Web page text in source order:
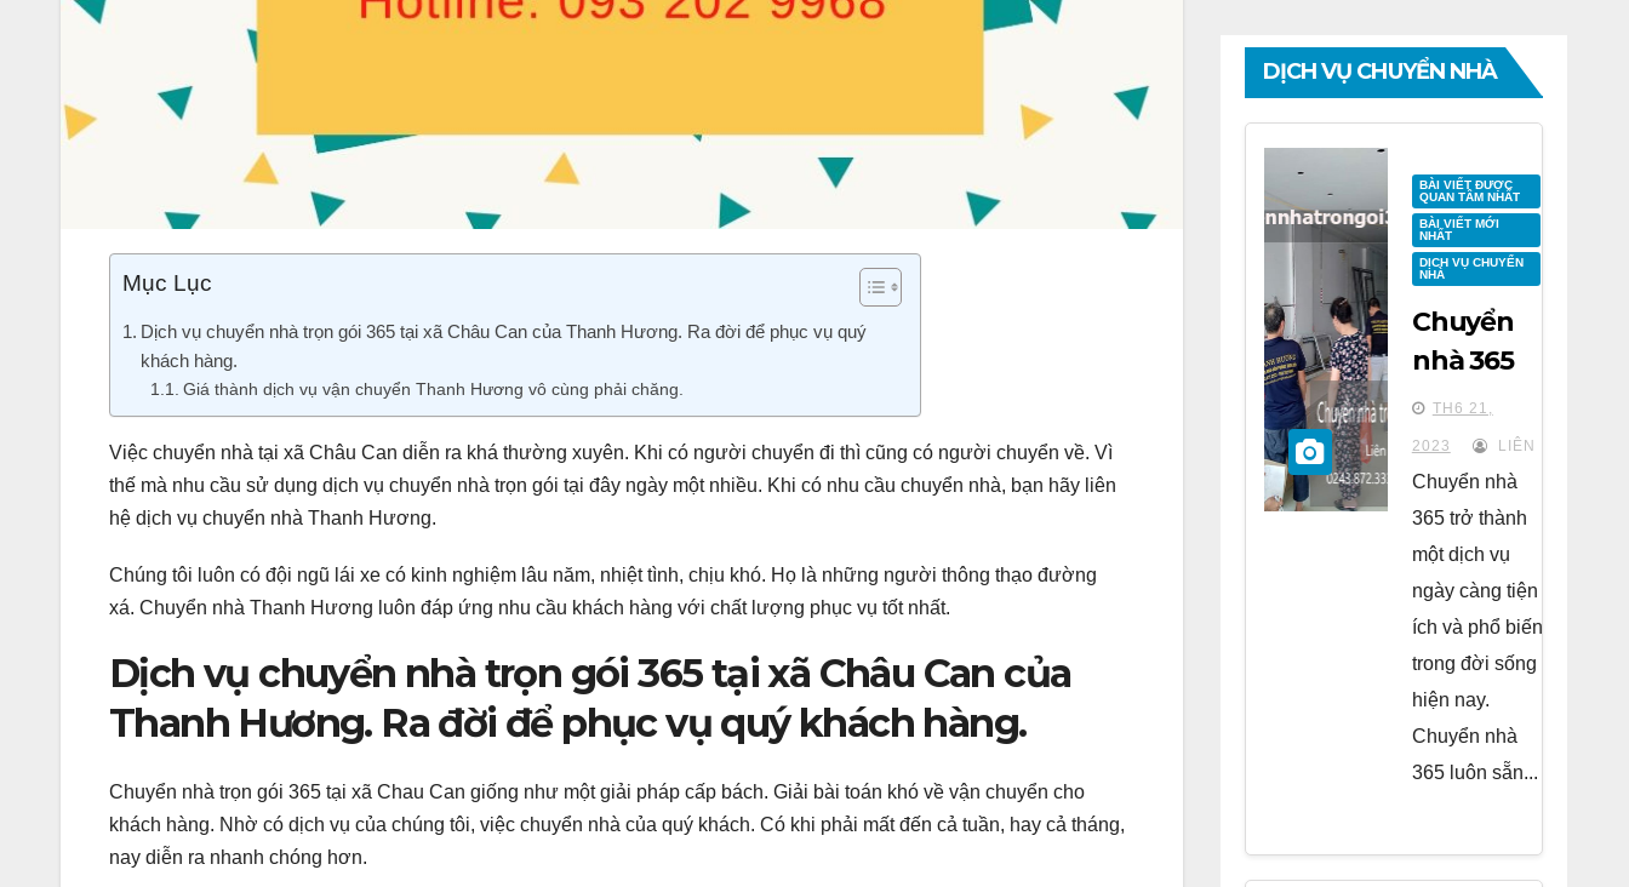
Mục Lục
Dịch vụ chuyển nhà trọn gói 365 tại xã Châu Can của Thanh Hương. Ra đời để phục vụ quý
khách hàng.
Giá thành dịch vụ vận chuyển Thanh Hương vô cùng phải chăng.
Việc chuyển nhà tại xã Châu Can diễn ra khá thường xuyên. Khi có người chuyển đi thì cũng có người chuyển về. Vì
thế mà nhu cầu sử dụng dịch vụ chuyển nhà trọn gói tại đây ngày một nhiều. Khi có nhu cầu chuyển nhà, bạn hãy liên
hệ dịch vụ chuyển nhà Thanh Hương.
Chúng tôi luôn có đội ngũ lái xe có kinh nghiệm lâu năm, nhiệt tình, chịu khó. Họ là những người thông thạo đường
xá. Chuyển nhà Thanh Hương luôn đáp ứng nhu cầu khách hàng với chất lượng phục vụ tốt nhất.
Dịch vụ chuyển nhà trọn gói 365 tại xã Châu Can của
Thanh Hương. Ra đời để phục vụ quý khách hàng.
Chuyển nhà trọn gói 365 tại xã Chau Can giống như một giải pháp cấp bách. Giải bài toán khó về vận chuyển cho
khách hàng. Nhờ có dịch vụ của chúng tôi, việc chuyển nhà của quý khách. Có khi phải mất đến cả tuần, hay cả tháng,
nay diễn ra nhanh chóng hơn.
DỊCH VỤ CHUYỂN NHÀ
BÀI VIẾT ĐƯỢC
QUAN TÂM NHẤT
BÀI VIẾT MỚI
NHẤT
DỊCH VỤ CHUYỂN
NHÀ
Chuyển
nhà 365
tại chung
cư BID
Residence
Tố Hữu
TH6 21,
2023 LIÊN
Chuyển nhà
365 trở thành
một dịch vụ
ngày càng tiện
ích và phổ biến
trong đời sống
hiện nay.
Chuyển nhà
365 luôn sẵn...